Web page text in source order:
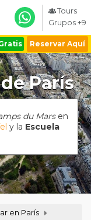
Reservar Aquí
Tours
Grupos +9
París
du Marsen
y la Escuela
en París